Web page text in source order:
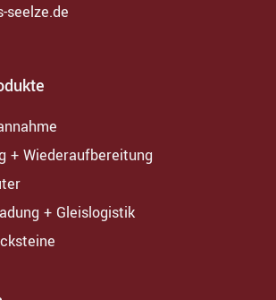
seelze.de
+ Wiederaufbereitung
+ Gleislogistik